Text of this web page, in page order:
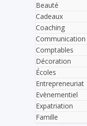
Beauté
Cadeaux
Coaching
Communication
Comptables
Décoration
Écoles
Entrepreneuriat
Evènementiel
Expatriation
Famille